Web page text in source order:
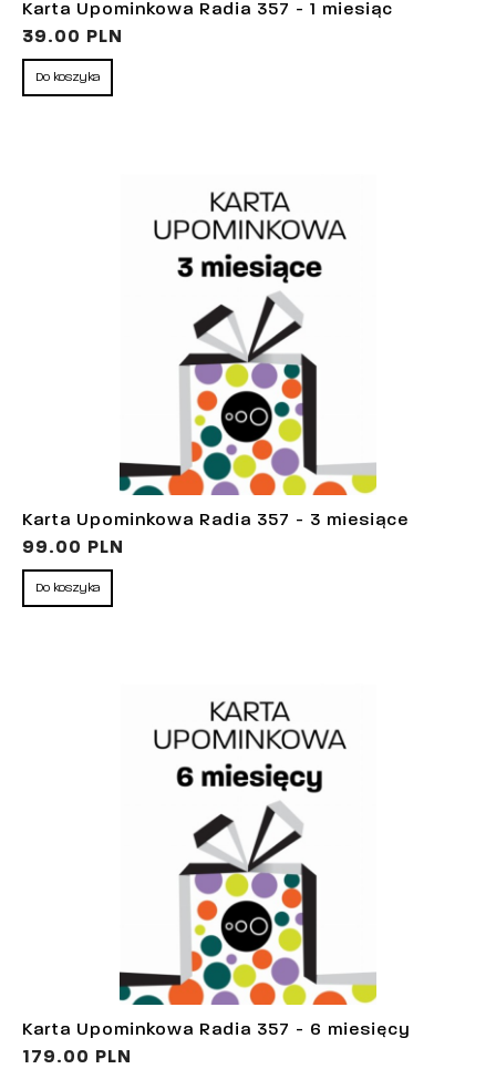
Karta Upominkowa Radia 357 - 1 miesiąc
39.00 PLN
Do koszyka
Karta Upominkowa Radia 357 - 3 miesiące
99.00 PLN
Do koszyka
Karta Upominkowa Radia 357 - 6 miesięcy
179.00 PLN